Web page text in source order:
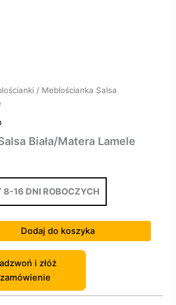
/ Meblościanka Salsa
Biała/Matera Lamele
8-16 DNI ROBOCZYCH
Dodaj do koszyka
i złóż
zamówienie